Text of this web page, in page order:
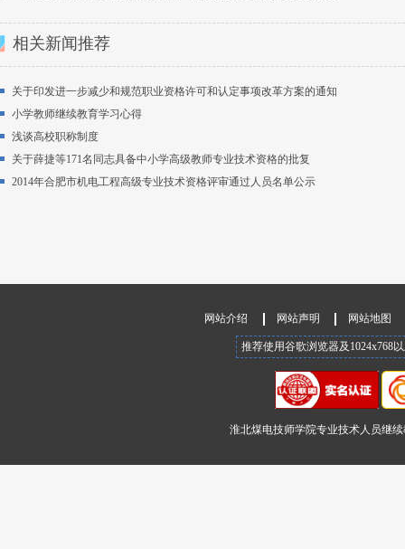
相关新闻推荐
关于印发进一步减少和规范职业资格许可和认定事项改革方案的通知
小学教师继续教育学习心得
浅谈高校职称制度
关于薛捷等171名同志具备中小学高级教师专业技术资格的批复
2014年合肥市机电工程高级专业技术资格评审通过人员名单公示
网站介绍 网站声明 网站地图
推荐使用谷歌浏览器及1024x768
淮北煤电技师学院专业技术人员继